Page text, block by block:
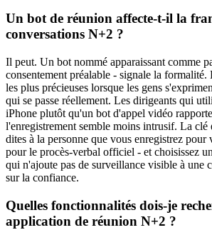
Un bot de réunion affecte-t-il la
conversations N+2 ?
Il peut. Un bot nommé apparaissant comme
consentement préalable - signale la
les plus précieuses lorsque les gens
qui se passe réellement. Les dirigeants qui
iPhone plutôt qu'un bot d'appel vidéo
l'enregistrement semble moins intrusif. La clé
dites à la personne que vous enregistrez pour
pour le procès-verbal officiel - et choisissez
qui n'ajoute pas de surveillance visible à une
sur la confiance.
Quelles fonctionnalités dois-je
application de réunion N+2 ?